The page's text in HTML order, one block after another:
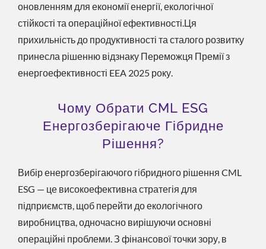
оновленням для економії енергії, екологічної
стійкості та операційної ефективності.Ця
прихильність до продуктивності та сталого розвитку
принесла рішенню відзнаку Переможця Премії з
енергоефективності EEA 2025 року.
Чому Обрати CML ESG
Енергозберігаюче Гібридне
Рішення?
Вибір енергозберігаючого гібридного рішення CML
ESG — це високоефективна стратегія для
підприємств, щоб перейти до екологічного
виробництва, одночасно вирішуючи основні
операційні проблеми. З фінансової точки зору, в